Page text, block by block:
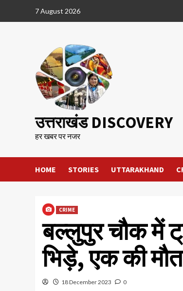
7 August 2026
उत्तराखंड DISCOVERY
हर खबर पर नजर
HOME STORIES UTTARAKHAND
CRIME
बल्लुपुर चौक में
भिड़े, एक की मौत
18 December 2023 0